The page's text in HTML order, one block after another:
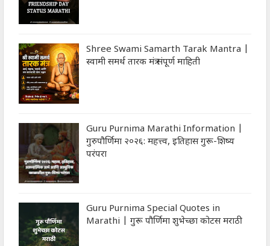
Shree Swami Samarth Tarak Mantra |
स्वामी समर्थ तारक मंत्र संपूर्ण माहिती
Guru Purnima Marathi Information |
गुरुपौर्णिमा २०२६: महत्त्व, इतिहास गुरू-शिष्य
परंपरा
Guru Purnima Special Quotes in
Marathi | गुरू पौर्णिमा शुभेच्‍छा कोटस मराठी